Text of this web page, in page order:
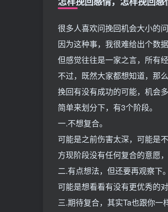
很多人喜欢问挽回机会大小的
因为这种事，我很难给出个数
但感觉往往是一家之言，所有
不过，既然大家都想知道，那
挽回有没有成功的可能，机会
简单来划分下，有3个阶段。
一.不想复合。
可能是之前伤害太深，可能是
方现阶段没有任何复合的意愿
二.有点想法，但还要再观察下。
可能是想看看有没有更优秀的
三.期待复合，其实Ta也跟你一